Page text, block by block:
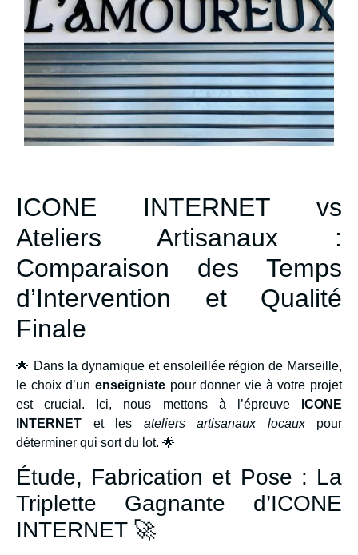
ICONE INTERNET vs
Ateliers Artisanaux :
Comparaison des Temps
d’Intervention et Qualité
Finale
🌟 Dans la dynamique et ensoleillée région de Marseille,
le choix d’un enseigniste pour donner vie à votre projet
est crucial. Ici, nous mettons à l’épreuve
ICONE
INTERNET et les ateliers artisanaux locauxpour
déterminer qui sort du lot. 🌟
Étude, Fabrication et Pose : La
Triplette Gagnante d’ICONE
INTERNET 🚀